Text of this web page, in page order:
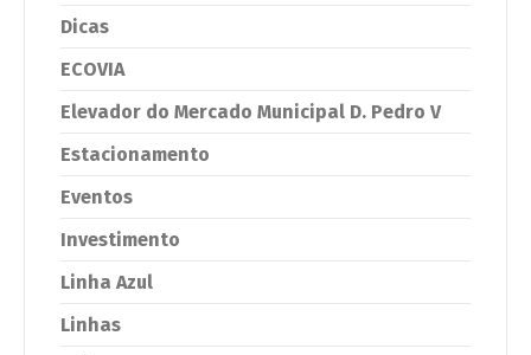
Dicas
ECOVIA
Elevador do Mercado Municipal D. Pedro V
Estacionamento
Eventos
Investimento
Linha Azul
Linhas